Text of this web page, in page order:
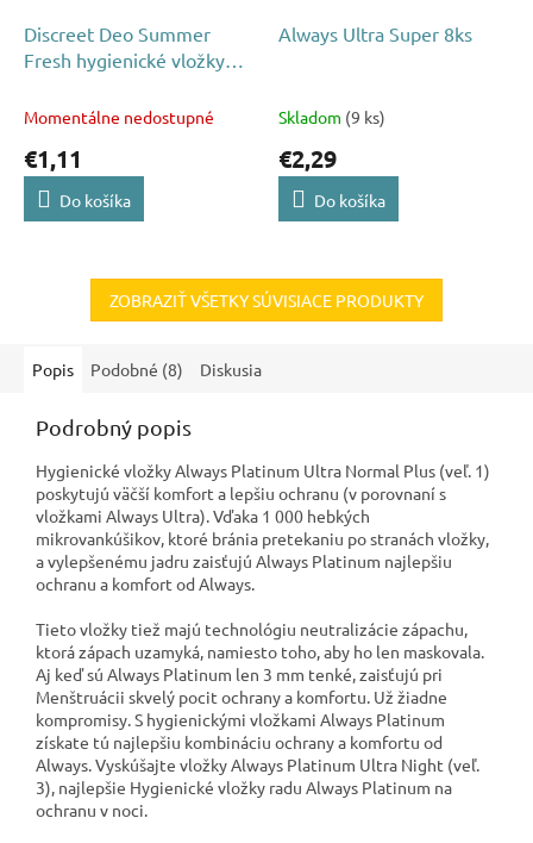
Discreet Deo Summer
Fresh hygienické vložky
Momentálne nedostupné
€1,11
Do košíka
Always Ultra Super 8ks
Skladom (9 ks)
€2,29
Do košíka
ZOBRAZIŤ VŠETKY SÚVISIACE PRODUKTY
Popis Podobné (8) Diskusia
Podrobný popis
Hygienické vložky Always Platinum Ultra Normal Plus (veľ. 1)
poskytujú väčší komfort a lepšiu ochranu (v porovnaní s
vložkami Always Ultra). Vďaka 1 000 hebkých
mikrovankúšikov, ktoré bránia pretekaniu po stranách vložky,
a vylepšenému jadru zaisťujú Always Platinum najlepšiu
ochranu a komfort od Always.
Tieto vložky tiež majú technológiu neutralizácie zápachu,
ktorá zápach uzamyká, namiesto toho, aby ho len maskovala.
Aj keď sú Always Platinum len 3 mm tenké, zaisťujú pri
Menštruácii skvelý pocit ochrany a komfortu. Už žiadne
kompromisy. S hygienickými vložkami Always Platinum
získate tú najlepšiu kombináciu ochrany a komfortu od
Always. Vyskúšajte vložky Always Platinum Ultra Night (veľ.
3), najlepšie Hygienické vložky radu Always Platinum na
ochranu v noci.